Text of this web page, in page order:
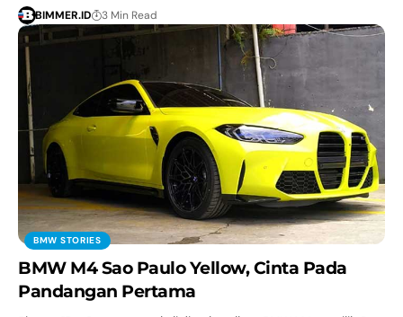
BIMMER.ID 3 Min Read
BMW STORIES
BMW M4 Sao Paulo Yellow, Cinta Pada
Pandangan Pertama